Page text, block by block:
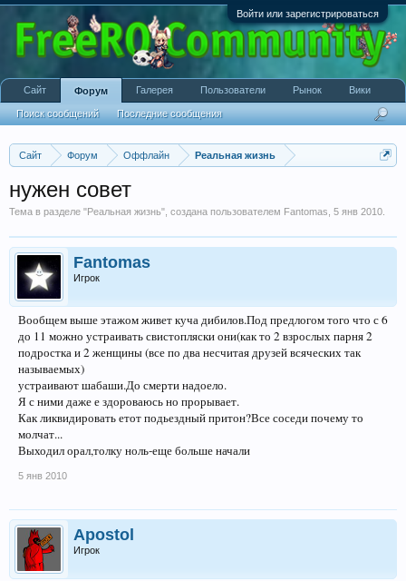
Войти или зарегистрироваться
Сайт Форум Оффлайн Реальная жизнь
нужен совет
Тема в разделе "Реальная жизнь", создана пользователем Fantomas 5 янв 2010
Fantomas
Игрок
Вообщем выше этажом живет куча дибилов.Под предлогом того что с 6
до 11 можно устраивать свистопляски они(как то 2 взрослых парня 2
подростка и 2 женщины (все по два несчитая друзей всяческих так
называемых)
устраивают шабаши.До смерти надоело.
Я с ними даже е здороваюсь но прорывает.
Как ликвидировать етот подьездный притон?Все соседи почему то
молчат...
Выходил орал,толку ноль-еще больше начали
5 янв 2010
Apostol
Игрок
Сайт Форум
Поиск сообщений Последние сообщения
Галерея Пользователи Рынок Вики